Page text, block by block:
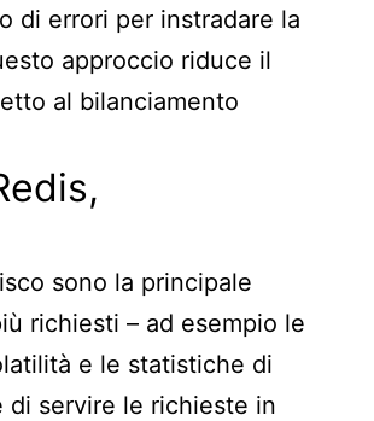
di errori per instradare la
approccio riduce il
al bilanciamento
sono la principale
richiesti – ad esempio le
e le statistiche di
di servire le richieste in